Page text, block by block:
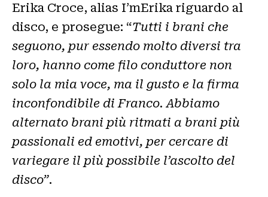
Erika Croce, alias I’mErika riguardo al
disco, e prosegue: “Tutti i brani che
seguono, pur essendo molto diversi tra
loro, hanno come filo conduttore non
solo la mia voce, ma il gusto e la firma
inconfondibile di Franco. Abbiamo
alternato brani più ritmati a brani più
passionali ed emotivi, per cercare di
variegare il più possibile l’ascolto del
disco”.